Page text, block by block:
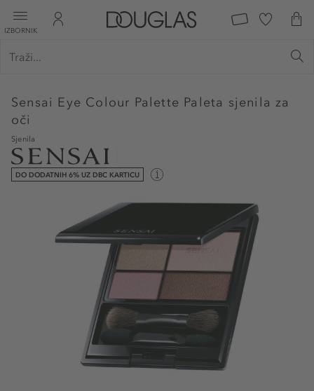
IZBORNIK
Sensai Eye Colour Palette Paleta sjenila za
oči
Sjenila
DO DODATNIH 6% UZ DBC KARTICU